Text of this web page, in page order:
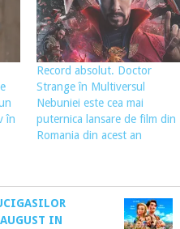
în
Record absolut. Doctor
Strange în Multiversul
Nebuniei este cea mai
puternica lansare de film din
Romania din acest an
IN